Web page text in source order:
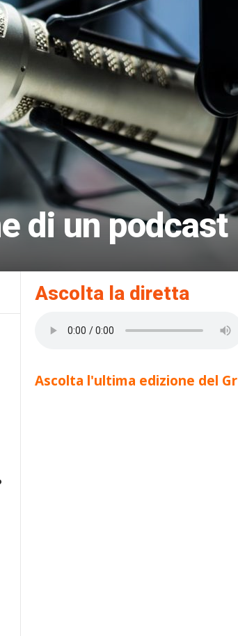
di un podcast
Ascolta la diretta
Ascolta l'ultima edizione del Gr